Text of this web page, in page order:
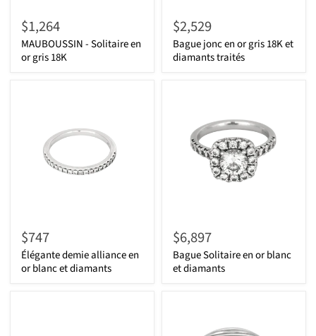
$1,264
MAUBOUSSIN - Solitaire en
or gris 18K
$2,529
Bague jonc en or gris 18K et
diamants traités
$747
Élégante demie alliance en
or blanc et diamants
$6,897
Bague Solitaire en or blanc
et diamants